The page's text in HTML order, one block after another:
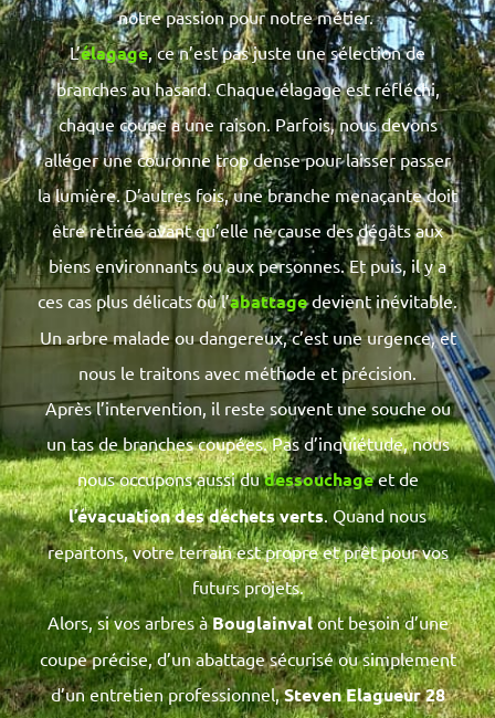
notre passion pour notre métier.
L’élagage, ce n’est pas juste une sélection de
branches au hasard. Chaque élagage est réfléchi,
chaque coupe a une raison. Parfois, nous devons
alléger une couronne trop dense pour laisser passer
la lumière. D’autres fois, une branche menaçante doit
être retirée avant qu’elle ne cause des dégâts aux
biens environnants ou aux personnes. Et puis, il y a
ces cas plus délicats où l’abattagedevient inévitable.
Un arbre malade ou dangereux, c’est une urgence, et
nous le traitons avec méthode et précision.
Après l’intervention, il reste souvent une souche ou
un tas de branches coupées. Pas d’inquiétude, nous
nous occupons aussi dudessouchageet de
l’évacuation des déchets verts. Quand nous
repartons, votre terrain est propre et prêt pour vos
futurs projets.
Alors, si vos arbres àBouglainvalont besoin d’une
coupe précise, d’un abattage sécurisé ou simplement
d’un entretien professionnel,Steven Elagueur 28